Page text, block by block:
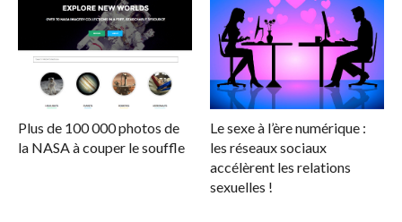
Plus de 100 000 photos de
la NASA à couper le souffle
Le sexe à l’ère numérique :
les réseaux sociaux
accélèrent les relations
sexuelles !